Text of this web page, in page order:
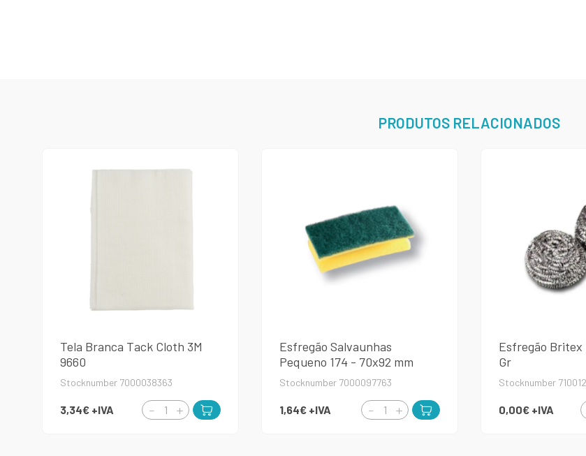
PRODUTOS RELACIONADOS
Tela Branca Tack Cloth 3M
9660
Stocknumber 7000038363
3,34€ +IVA
Esfregão Salvaunhas
Pequeno 174 - 70x92 mm
Stocknumber 7000097763
1,64€ +IVA
Esfregão Britex
Gr
Stocknumber
0,00€ +IVA